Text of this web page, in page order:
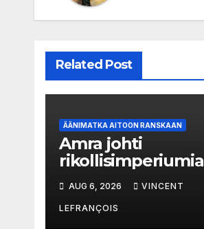
Related Post
ÄÄNIMATKA AITOON RANSKAAN
Amra johti
rikollisimperiumia
vankilasta
AUG 6, 2026 VINCENT
LEFRANÇOIS